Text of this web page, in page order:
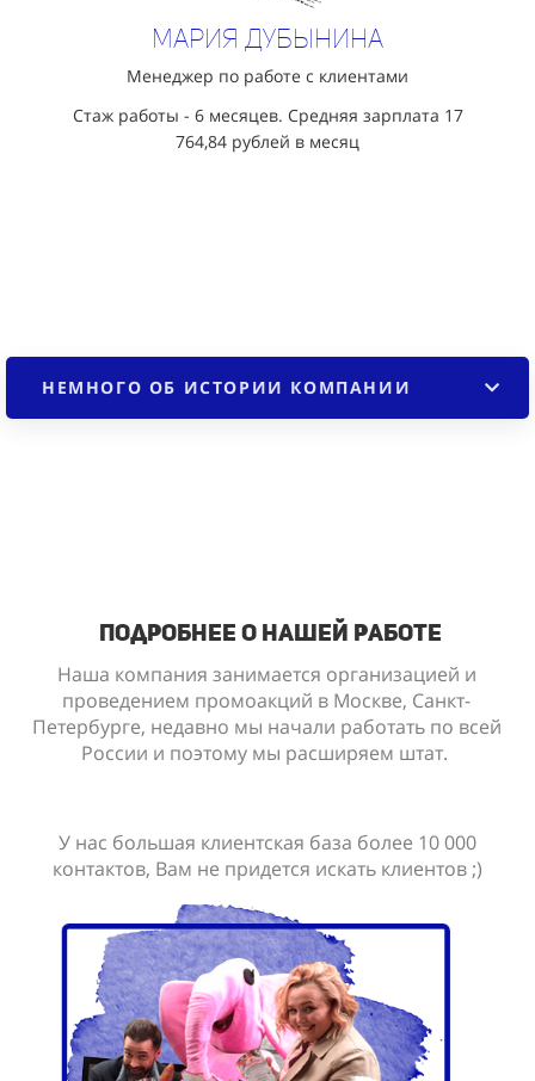
Мария Дубынина
Менеджер по работе с клиентами
Стаж работы - 6 месяцев. Средняя зарплата 17
764,84 рублей в месяц
НЕМНОГО ОБ ИСТОРИИ КОМПАНИИ
подробнее о нашей работе
Наша компания занимается организацией и
проведением промоакций в Москве, Санкт-
Петербурге, недавно мы начали работать по всей
России и поэтому мы расширяем штат.
У нас большая клиентская база более 10 000
контактов, Вам не придется искать клиентов ;)